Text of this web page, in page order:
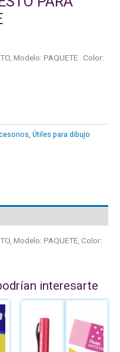
Modelo: PAQUETE . Color:
, Útiles para dibujo
Modelo: PAQUETE, Color:
interesarte